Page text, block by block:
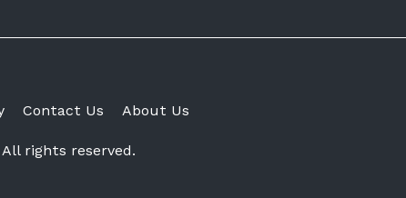
Contact Us About Us
rights reserved.